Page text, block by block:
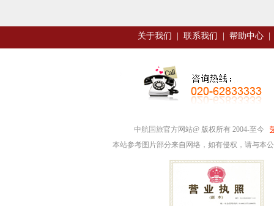
关于我们 联系我们 帮助中心
中航国旅官方网站@ 版权所有 2004-至今
本站参考图片部分来自网络，如有侵权，请与本